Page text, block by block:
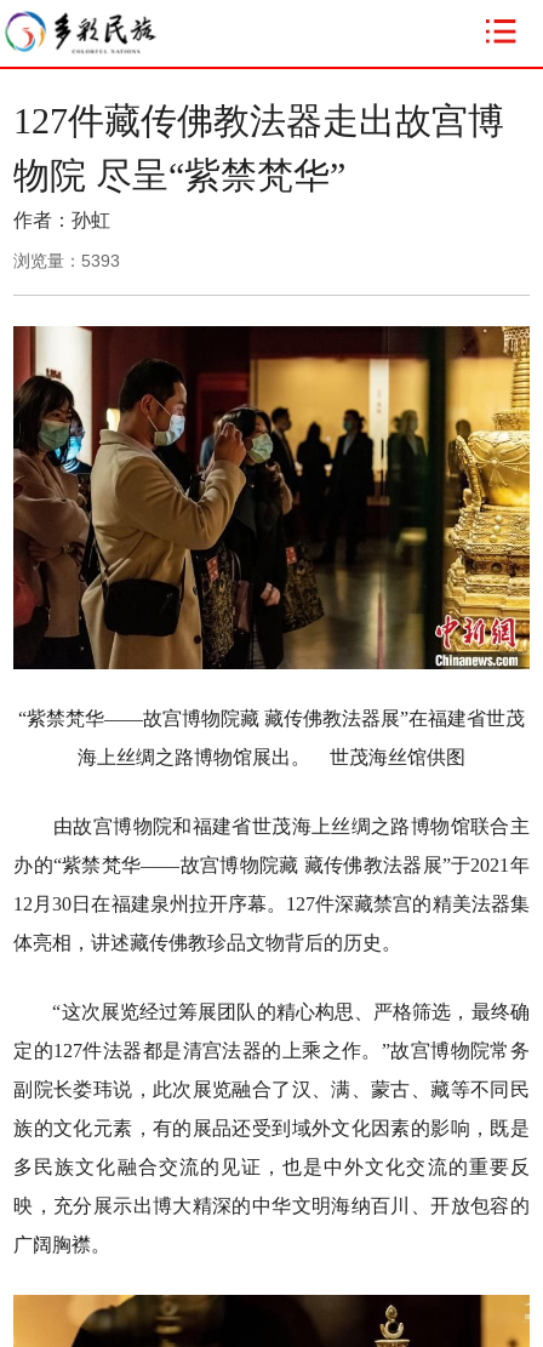
127件藏传佛教法器走出故宫博
物院 尽呈“紫禁梵华”
作者：孙虹
浏览量： 5393
“紫禁梵华——故宫博物院藏 藏传佛教法器展”在福建省世茂
海上丝绸之路博物馆展出。 世茂海丝馆供图
由故宫博物院和福建省世茂海上丝绸之路博物馆联合主
办的“紫禁梵华——故宫博物院藏 藏传佛教法器展”于2021年
12月30日在福建泉州拉开序幕。127件深藏禁宫的精美法器集
体亮相，讲述藏传佛教珍品文物背后的历史。
“这次展览经过筹展团队的精心构思、严格筛选，最终确
定的127件法器都是清宫法器的上乘之作。”故宫博物院常务
副院长娄玮说，此次展览融合了汉、满、蒙古、藏等不同民
族的文化元素，有的展品还受到域外文化因素的影响，既是
多民族文化融合交流的见证，也是中外文化交流的重要反
映，充分展示出博大精深的中华文明海纳百川、开放包容的
广阔胸襟。